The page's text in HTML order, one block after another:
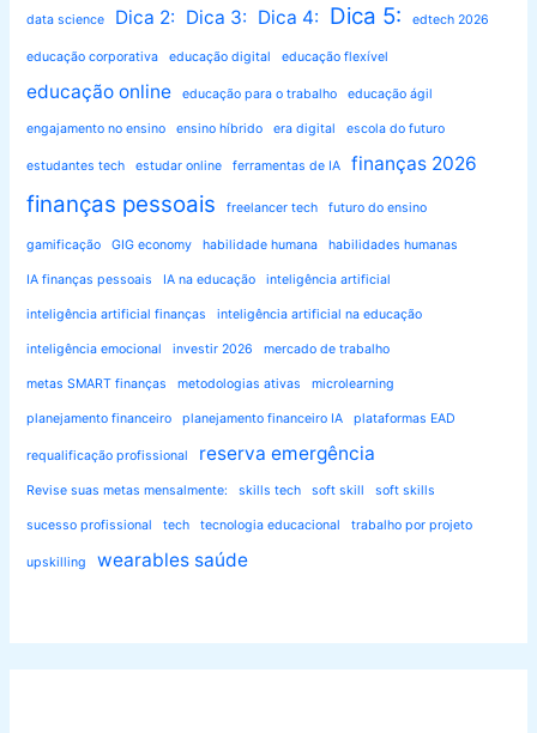
data science Dica 2: Dica 3: Dica 4: Dica 5: edtech 2026
educação corporativa educação digital educação flexível
educação online educação para o trabalho educação ágil
engajamento no ensino ensino híbrido era digital escola do futuro
estudantes tech estudar online ferramentas de IA finanças 2026
finanças pessoais freelancer tech futuro do ensino
gamificação GIG economy habilidade humana habilidades humanas
IA finanças pessoais IA na educação inteligência artificial
inteligência artificial finanças inteligência artificial na educação
inteligência emocional investir 2026 mercado de trabalho
metas SMART finanças metodologias ativas microlearning
planejamento financeiro planejamento financeiro IA plataformas EAD
requalificação profissional reserva emergência
Revise suas metas mensalmente: skills tech soft skill soft skills
sucesso profissional tech tecnologia educacional trabalho por projeto
upskilling wearables saúde